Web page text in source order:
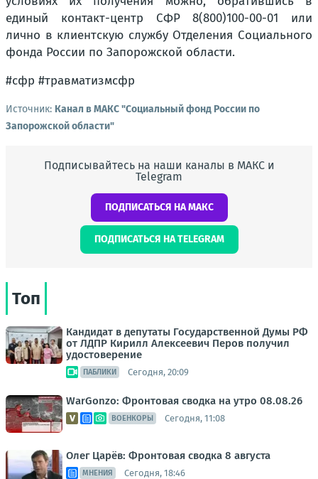
единый контакт-центр СФР 8(800)100-00-01 или
лично в клиентскую службу Отделения Социального
фонда России по Запорожской области.
#сфр #травматизмсфр
Источник: Канал в МАКС "Социальный фонд России по
Запорожской области"
Подписывайтесь на наши каналы в МАКС и
Telegram
ПОДПИСАТЬСЯ НА МАКС
ПОДПИСАТЬСЯ НА TELEGRAM
Топ
Кандидат в депутаты Государственной Думы РФ
от ЛДПР Кирилл Алексеевич Перов получил
удостоверение
ПАБЛИКИ Сегодня, 20:09
WarGonzo: Фронтовая сводка на утро 08.08.26
ВОЕНКОРЫ Сегодня, 11:08
Олег Царёв: Фронтовая сводка 8 августа
МНЕНИЯ Сегодня, 18:46